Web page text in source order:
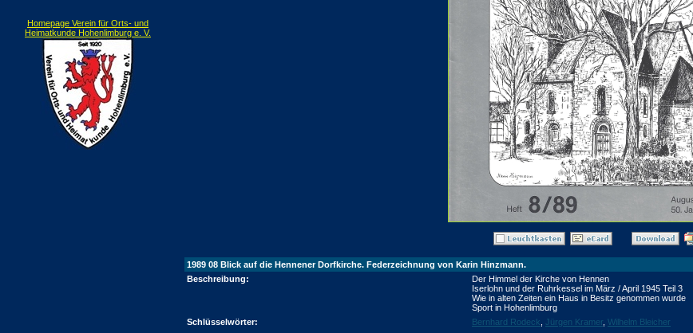
Homepage Verein für Orts- und
Heimatkunde Hohenlimburg e. V.
1989 08 Blick auf die Hennener Dorfkirche. Federzeichnung von Karin Hinzmann.
Beschreibung:
Der Himmel der Kirche von Hennen
Iserlohn und der Ruhrkessel im März / April 1945 Teil 3
Wie in alten Zeiten ein Haus in Besitz genommen wurde
Sport in Hohenlimburg
Schlüsselwörter:
Bernhard Rodeck Jürgen Kramer Wilhelm Bleicher